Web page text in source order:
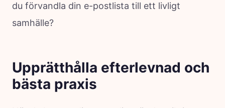
du förvandla din e-postlista till ett livligt
samhälle?
Upprätthålla efterlevnad och
bästa praxis